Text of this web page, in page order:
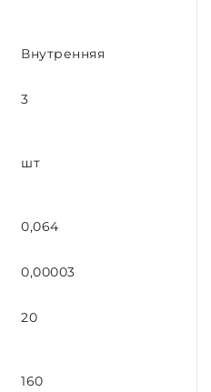
Внутренняя
3
шт
0,064
0,00003
20
160